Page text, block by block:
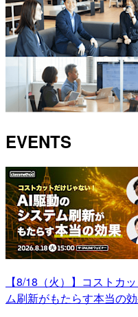
EVENTS
【8/18（火）】コストカ
ム刷新がもたらす本当の